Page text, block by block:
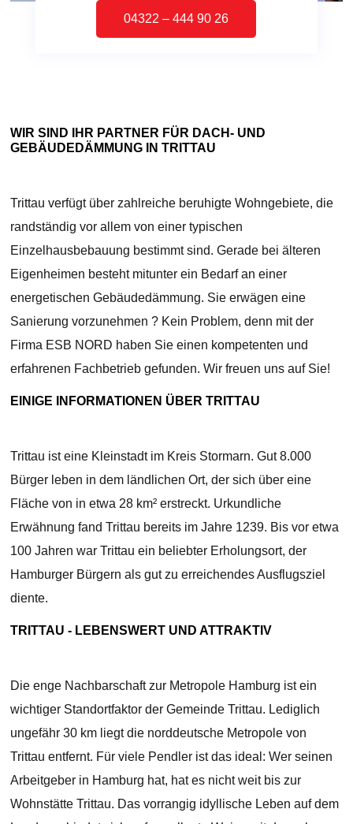
04322 – 444 90 26
WIR SIND IHR PARTNER FÜR DACH- UND
GEBÄUDEDÄMMUNG IN TRITTAU
Trittau verfügt über zahlreiche beruhigte Wohngebiete, die
randständig vor allem von einer typischen
Einzelhausbebauung bestimmt sind. Gerade bei älteren
Eigenheimen besteht mitunter ein Bedarf an einer
energetischen Gebäudedämmung. Sie erwägen eine
Sanierung vorzunehmen ? Kein Problem, denn mit der
Firma ESB NORD haben Sie einen kompetenten und
erfahrenen Fachbetrieb gefunden. Wir freuen uns auf Sie!
EINIGE INFORMATIONEN ÜBER TRITTAU
Trittau ist eine Kleinstadt im Kreis Stormarn. Gut 8.000
Bürger leben in dem ländlichen Ort, der sich über eine
Fläche von in etwa 28 km² erstreckt. Urkundliche
Erwähnung fand Trittau bereits im Jahre 1239. Bis vor etwa
100 Jahren war Trittau ein beliebter Erholungsort, der
Hamburger Bürgern als gut zu erreichendes Ausflugsziel
diente.
TRITTAU - LEBENSWERT UND ATTRAKTIV
Die enge Nachbarschaft zur Metropole Hamburg ist ein
wichtiger Standortfaktor der Gemeinde Trittau. Lediglich
ungefähr 30 km liegt die norddeutsche Metropole von
Trittau entfernt. Für viele Pendler ist das ideal: Wer seinen
Arbeitgeber in Hamburg hat, hat es nicht weit bis zur
Wohnstätte Trittau. Das vorrangig idyllische Leben auf dem